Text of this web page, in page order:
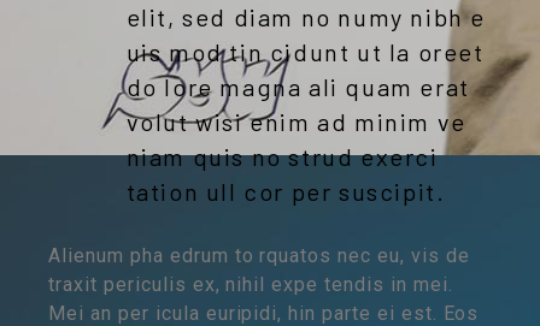
elit, sed diam no numy nibh e
uis mod tin cidunt ut la oreet
do lore magna ali quam erat
volut wisi enim ad minim ve
niam quis no strud exerci
tation ull cor per suscipit.
Alienum pha edrum to rquatos nec eu, vis de
traxit periculis ex, nihil expe tendis in mei.
Mei an per icula euripidi, hin parte ei est. Eos